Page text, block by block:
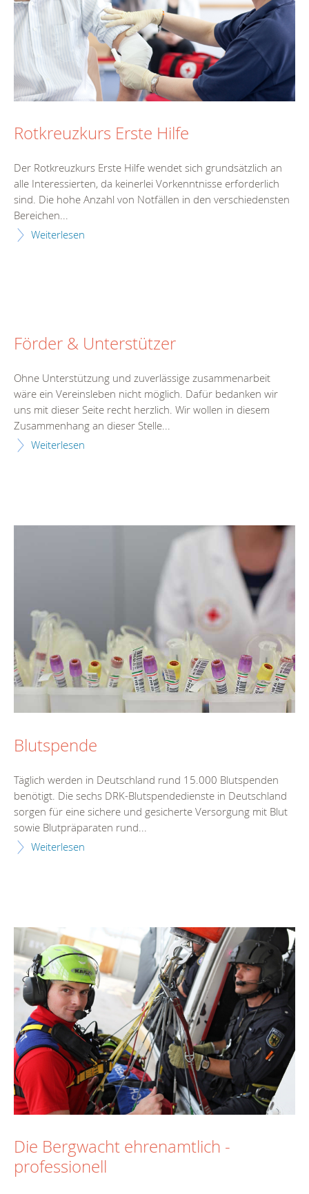
Rotkreuzkurs Erste Hilfe
Der Rotkreuzkurs Erste Hilfe wendet sich grundsätzlich an
alle Interessierten, da keinerlei Vorkenntnisse erforderlich
sind. Die hohe Anzahl von Notfällen in den verschiedensten
Bereichen...
Weiterlesen
Förder & Unterstützer
Ohne Unterstützung und zuverlässige zusammenarbeit
wäre ein Vereinsleben nicht möglich. Dafür bedanken wir
uns mit dieser Seite recht herzlich. Wir wollen in diesem
Zusammenhang an dieser Stelle...
Weiterlesen
Blutspende
Täglich werden in Deutschland rund 15.000 Blutspenden
benötigt. Die sechs DRK-Blutspendedienste in Deutschland
sorgen für eine sichere und gesicherte Versorgung mit Blut
sowie Blutpräparaten rund...
Weiterlesen
Die Bergwacht ehrenamtlich -
professionell